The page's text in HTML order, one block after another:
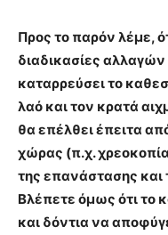
Προς το παρόν λέμε,
διαδικασίες
καταρρεύσει το
λαό και τον κρατά
θα επέλθει έπειτα
χώρας (π.χ.
της επανάστασης και
Βλέπετε όμως ότι το
και δόντια να